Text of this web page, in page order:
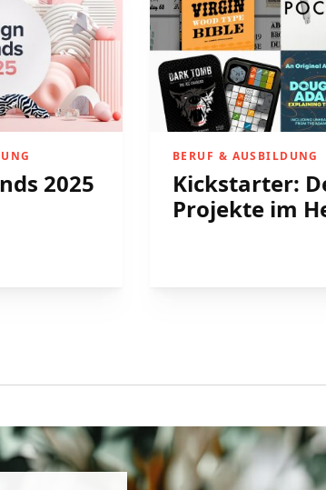
2025
BERUF & AUSBILDUNG
Kickstarter:
Projekte im